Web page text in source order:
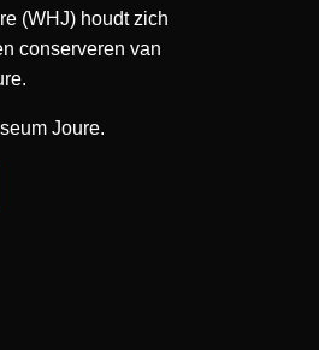
(WHJ) houdt zich
conserveren van
Joure.